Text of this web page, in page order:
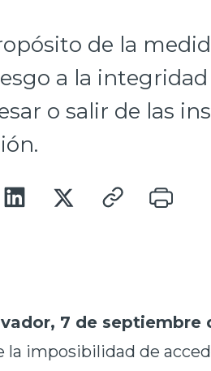
de la
a la
o salir de las
7 de septiembre
la imposibilidad de